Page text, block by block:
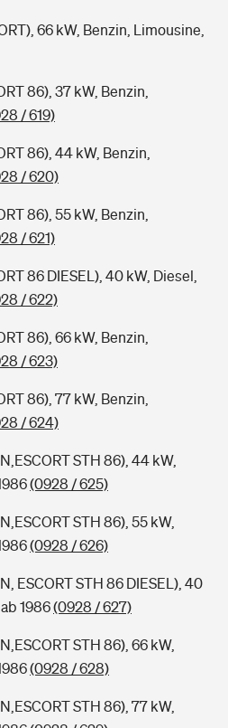
66 kW, Benzin, Limousine,
86), 37 kW, Benzin,
/ 619)
86), 44 kW, Benzin,
/ 620)
86), 55 kW, Benzin,
/ 621)
86 DIESEL), 40 kW, Diesel,
/ 622)
86), 66 kW, Benzin,
/ 623)
86), 77 kW, Benzin,
/ 624)
STH 86), 44 kW,
(0928 / 625)
STH 86), 55 kW,
(0928 / 626)
ESCORT STH 86 DIESEL), 40
1986(0928 / 627)
STH 86), 66 kW,
(0928 / 628)
STH 86), 77 kW,